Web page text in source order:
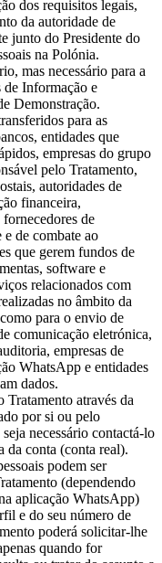
dos requisitos legais,
da autoridade de
junto do Presidente do
na Polónia.
mas necessário para a
de Informação e
Demonstração.
para as
entidades que
empresas do grupo
pelo Tratamento,
autoridades de
financeira,
de
e de combate ao
que gerem fundos de
software e
relacionados com
no âmbito da
para o envio de
comunicação eletrónica,
empresas de
WhatsApp e entidades
dados.
através da
por si ou pelo
necessário contactá-lo
da conta (conta real).
podem ser
(dependendo
aplicação WhatsApp)
e do seu número de
poderá solicitar-lhe
quando for